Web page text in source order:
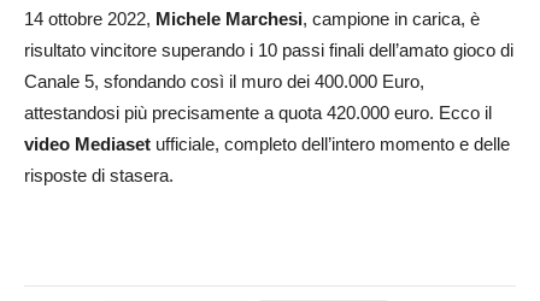
14 ottobre 2022, Michele Marchesi, campione in carica, è
risultato vincitore superando i 10 passi finali dell’amato gioco di
Canale 5, sfondando così il muro dei 400.000 Euro,
attestandosi più precisamente a quota 420.000 euro. Ecco il
video Mediaset ufficiale, completo dell’intero momento e delle
risposte di stasera.